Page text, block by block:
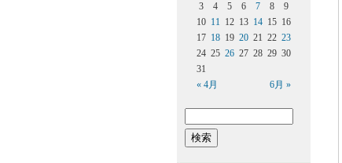
« 4月 6月 »
3
4 5 6 7 8
9
10 11 12 13 14 15 16
17 18 19 20 21 22 23
24 25 26 27 28 29 30
31